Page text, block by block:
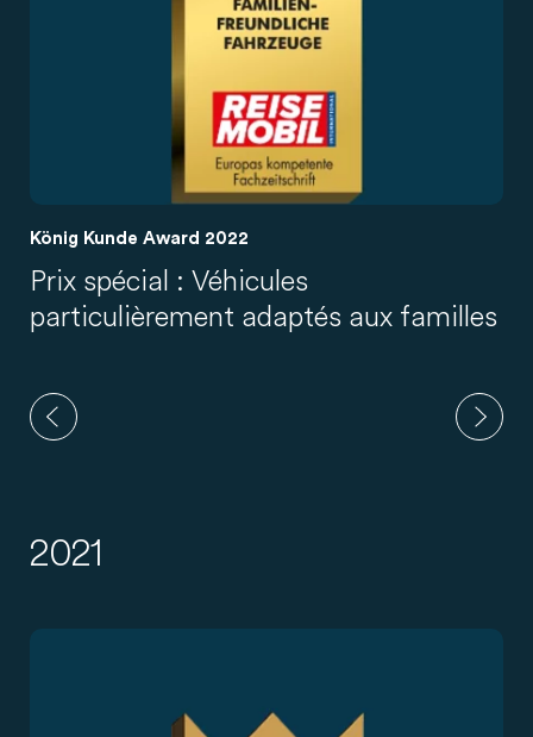
König Kunde Award 2022
Prix spécial : Véhicules
particulièrement adaptés aux familles
2021